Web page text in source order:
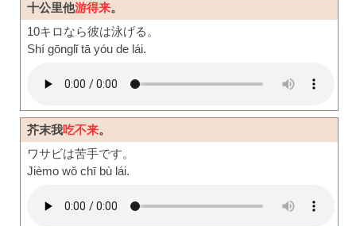
十公里他游得来。
10キロなら彼は泳げる。
Shí gōnglǐ tā yóu de lái.
芥末我吃不来。
ワサビは苦手です。
Jièmo wǒ chī bù lái.